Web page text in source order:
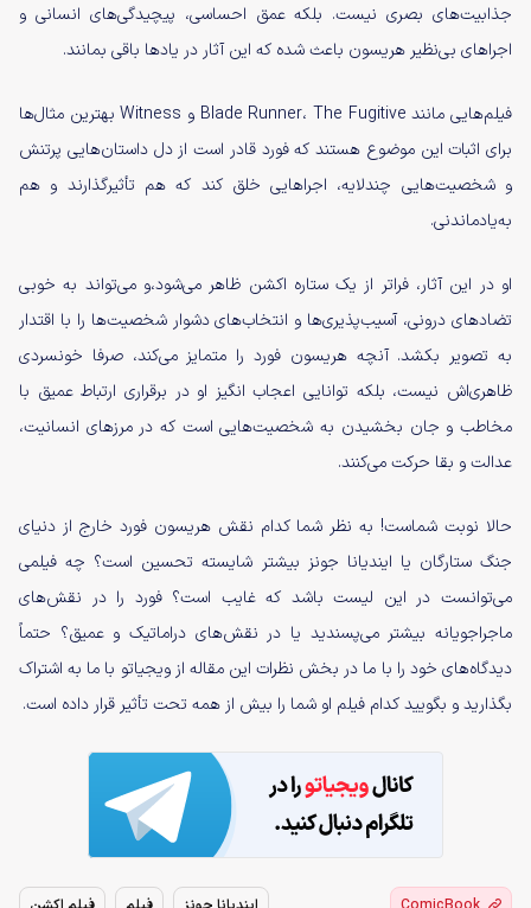
جذابیت‌های بصری نیست. بلکه عمق احساسی، پیچیدگی‌های انسانی و
اجراهای بی‌نظیر هریسون باعث شده که این آثار در یادها باقی بمانند.
فیلم‌هایی مانند Blade Runner، The Fugitive و Witness بهترین مثال‌ها
برای اثبات این موضوع هستند که فورد قادر است از دل داستان‌هایی پرتنش
و شخصیت‌هایی چندلایه، اجراهایی خلق کند که هم تأثیرگذارند و هم
به‌یادماندنی.
او در این آثار، فراتر از یک ستاره اکشن ظاهر می‌شود،و می‌تواند به خوبی
تضادهای درونی، آسیب‌پذیری‌ها و انتخاب‌های دشوار شخصیت‌ها را با اقتدار
به تصویر بکشد. آنچه هریسون فورد را متمایز می‌کند، صرفا خونسردی
ظاهری‌اش نیست، بلکه توانایی اعجاب انگیز او در برقراری ارتباط عمیق با
مخاطب و جان بخشیدن به شخصیت‌هایی است که در مرزهای انسانیت،
عدالت و بقا حرکت می‌کنند.
حالا نوبت شماست! به نظر شما کدام نقش هریسون فورد خارج از دنیای
جنگ ستارگان یا ایندیانا جونز بیشتر شایسته تحسین است؟ چه فیلمی
می‌توانست در این لیست باشد که غایب است؟ فورد را در نقش‌های
ماجراجویانه بیشتر می‌پسندید یا در نقش‌های دراماتیک و عمیق؟ حتماً
دیدگاه‌های خود را با ما در بخش نظرات این مقاله از ویجیاتو با ما به اشتراک
بگذارید و بگویید کدام فیلم او شما را بیش از همه تحت تأثیر قرار داده است.